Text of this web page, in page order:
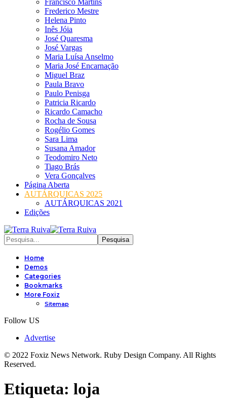
Francisco Martins
Frederico Mestre
Helena Pinto
Inês Jóia
José Quaresma
José Vargas
Maria Luísa Anselmo
Maria José Encarnação
Miguel Braz
Paula Bravo
Paulo Penisga
Patricia Ricardo
Ricardo Camacho
Rocha de Sousa
Rogélio Gomes
Sara Lima
Susana Amador
Teodomiro Neto
Tiago Brás
Vera Gonçalves
Página Aberta
AUTÁRQUICAS 2025
AUTÁRQUICAS 2021
Edições
Home
Demos
Categories
Bookmarks
More Foxiz
Sitemap
Follow US
Advertise
© 2022 Foxiz News Network. Ruby Design Company. All Rights
Reserved.
Etiqueta: loja